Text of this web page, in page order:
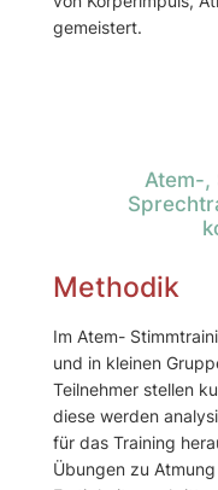
gemeistert.
Atem-,
Methodik
Im Atem-
und in kleinen
Teilnehmer stellen
diese werden
für das Training
Übungen zu